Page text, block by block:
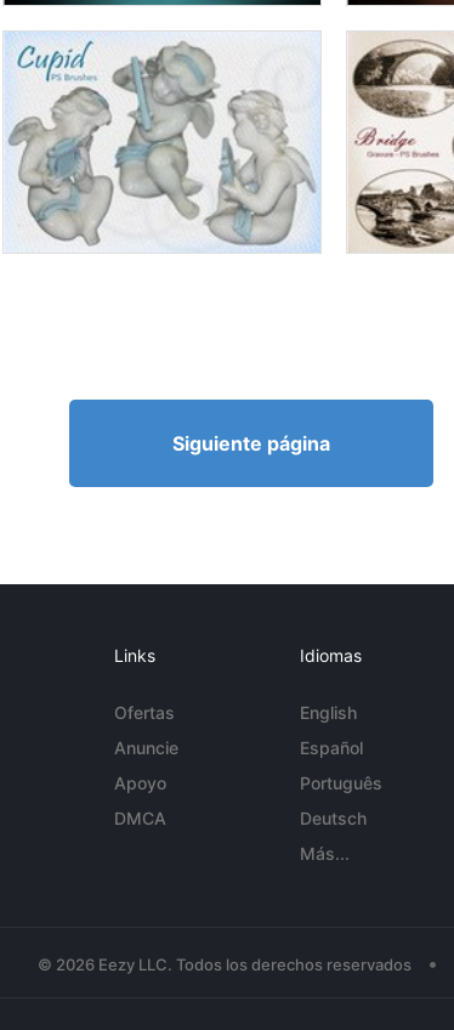
Siguiente página
Links
Ofertas
Anuncie
Apoyo
DMCA
Idiomas
English
Español
Português
Deutsch
Más...
© 2026 Eezy LLC. Todos los derechos reservados •